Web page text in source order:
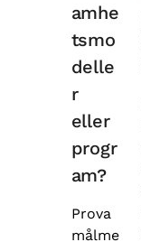
amhe
tsmo
delle
r
eller
progr
am?
Prova
målme